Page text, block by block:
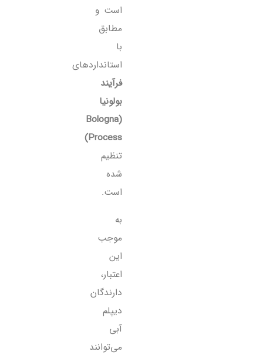
است و
مطابق
با
استانداردهای
فرآیند
بولونیا
(Bologna
Process)
تنظیم
شده
است.
به
موجب
این
اعتبار،
دارندگان
دیپلم
آبی
می‌توانند